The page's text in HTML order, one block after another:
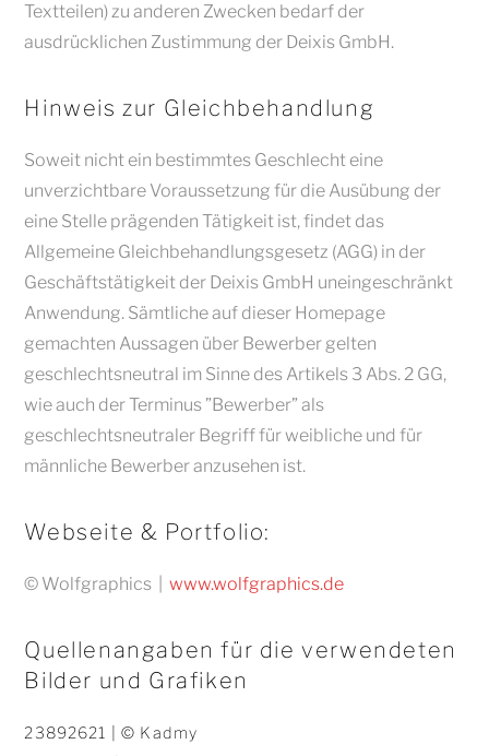
Textteilen) zu anderen Zwecken bedarf der
ausdrücklichen Zustimmung der Deixis GmbH.
Hinweis zur Gleichbehandlung
Soweit nicht ein bestimmtes Geschlecht eine
unverzichtbare Voraussetzung für die Ausübung der
eine Stelle prägenden Tätigkeit ist, findet das
Allgemeine Gleichbehandlungsgesetz (AGG) in der
Geschäftstätigkeit der Deixis GmbH uneingeschränkt
Anwendung. Sämtliche auf dieser Homepage
gemachten Aussagen über Bewerber gelten
geschlechtsneutral im Sinne des Artikels 3 Abs. 2 GG,
wie auch der Terminus ”Bewerber” als
geschlechtsneutraler Begriff für weibliche und für
männliche Bewerber anzusehen ist.
Webseite & Portfolio:
© Wolfgraphics |www.wolfgraphics.de
Quellenangaben für die verwendeten
Bilder und Grafiken
23892621 | © Kadmy